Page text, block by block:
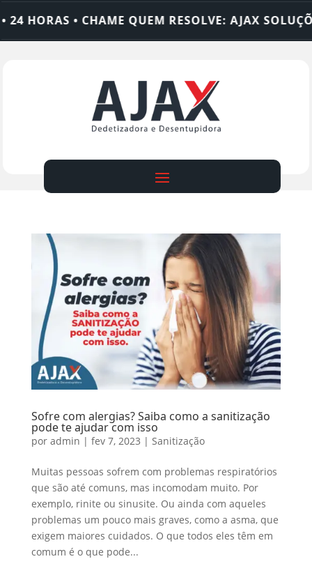
• CHAME QUEM RESOLVE: AJAX SOLUÇÕES
Sofre com alergias? Saiba como a sanitização
pode te ajudar com isso
por admin | fev 7, 2023 | Sanitização
Muitas pessoas sofrem com problemas respiratórios
que são até comuns, mas incomodam muito. Por
exemplo, rinite ou sinusite. Ou ainda com aqueles
problemas um pouco mais graves, como a asma, que
exigem maiores cuidados. O que todos eles têm em
comum é o que pode...